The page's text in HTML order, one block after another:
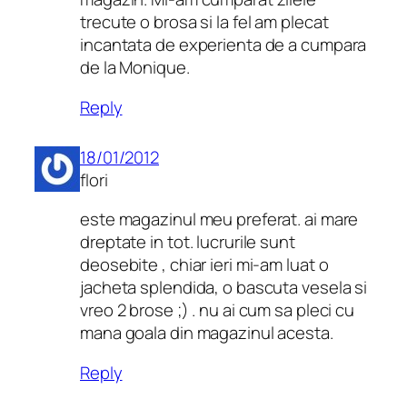
trecute o brosa si la fel am plecat
incantata de experienta de a cumpara
de la Monique.
Reply
18/01/2012
flori
este magazinul meu preferat. ai mare
dreptate in tot. lucrurile sunt
deosebite , chiar ieri mi-am luat o
jacheta splendida, o bascuta vesela si
vreo 2 brose ;) . nu ai cum sa pleci cu
mana goala din magazinul acesta.
Reply